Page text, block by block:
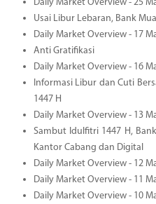
Daily Market Overview - 25
Usai Libur Lebaran, Bank
Daily Market Overview - 17
Anti Gratifikasi
Daily Market Overview - 16
Informasi Libur dan Cuti
1447 H
Daily Market Overview - 13
Sambut Idulfitri 1447 H,
Kantor Cabang dan Digital
Daily Market Overview - 12
Daily Market Overview - 11
Daily Market Overview - 10